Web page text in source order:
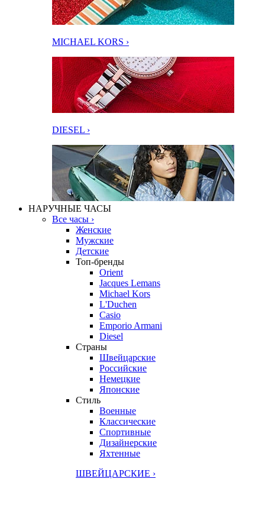
MICHAEL KORS ›
DIESEL ›
НАРУЧНЫЕ ЧАСЫ
Все часы ›
Женские
Мужские
Детские
Топ-бренды
Orient
Jacques Lemans
Michael Kors
L'Duchen
Casio
Emporio Armani
Diesel
Страны
Швейцарские
Российские
Немецкие
Японские
Стиль
Военные
Классические
Спортивные
Дизайнерские
Яхтенные
ШВЕЙЦАРСКИЕ ›